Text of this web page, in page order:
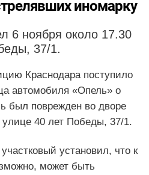
иномарку
6 ноября около 17.30
37/1.
Краснодара поступило
автомобиля «Опель» о
был поврежден во дворе
улице 40 лет Победы, 37/1.
установил, что к
может быть